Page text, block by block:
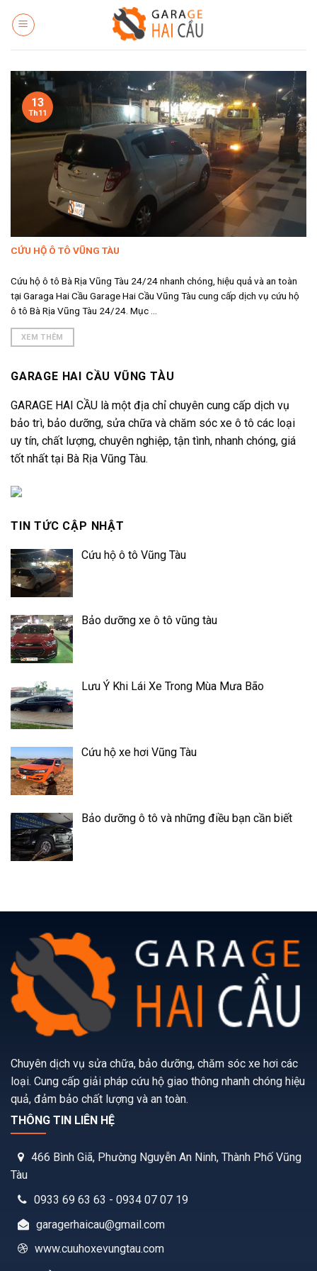
CỨU HỘ Ô TÔ VŨNG TÀU
Cứu hộ ô tô Bà Rịa Vũng Tàu 24/24 nhanh chóng, hiệu quả và an toàn
tại Garaga Hai Cầu Garage Hai Cầu Vũng Tàu cung cấp dịch vụ cứu hộ
ô tô Bà Rịa Vũng Tàu 24/24. Mục ...
XEM THÊM
13
Th11
GARAGE HAI CẦU VŨNG TÀU
GARAGE HAI CẦU là một địa chỉ chuyên cung cấp dịch vụ
bảo trì, bảo dưỡng, sửa chữa và chăm sóc xe ô tô các loại
uy tín, chất lượng, chuyên nghiệp, tận tình, nhanh chóng, giá
tốt nhất tại Bà Rịa Vũng Tàu.
TIN TỨC CẬP NHẬT
Cứu hộ ô tô Vũng Tàu
Bảo dưỡng xe ô tô vũng tàu
Lưu Ý Khi Lái Xe Trong Mùa Mưa Bão
Cứu hộ xe hơi Vũng Tàu
Bảo dưỡng ô tô và những điều bạn cần biết
Chuyên dịch vụ sửa chữa, bảo dưỡng, chăm sóc xe hơi các
loại. Cung cấp giải pháp cứu hộ giao thông nhanh chóng hiệu
quả, đảm bảo chất lượng và an toàn.
THÔNG TIN LIÊN HỆ
466 Bình Giã, Phường Nguyễn An Ninh, Thành Phố Vũng
Tàu
0933 69 63 63 - 0934 07 07 19
garagerhaicau@gmail.com
www.cuuhoxevungtau.com